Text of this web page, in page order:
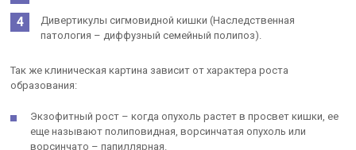
Дивертикулы сигмовидной кишки (Наследственная
патология – диффузный семейный полипоз).
Так же клиническая картина зависит от характера роста
образования:
Экзофитный рост – когда опухоль растет в просвет кишки, ее
еще называют полиповидная, ворсинчатая опухоль или
ворсинчато – папиллярная.